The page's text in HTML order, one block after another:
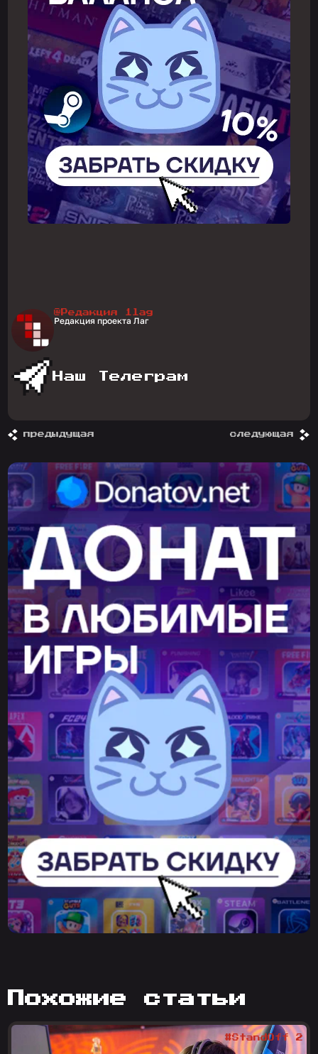
@Редакция 1lag
Редакция проекта Лаг
Наш Телеграм
предыдущая следующая
похожие статьи
#StandOff 2